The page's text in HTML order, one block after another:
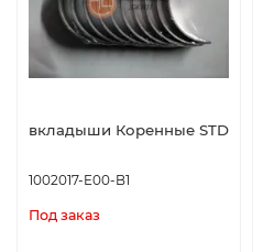
вкладыши Коренные STD
1002017-E00-B1
Под заказ